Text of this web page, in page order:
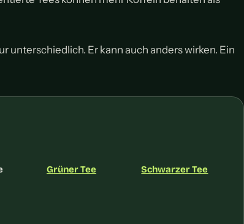
unterschiedlich. Er kann auch anders wirken. Ein
Grüner Tee Schwarzer Tee